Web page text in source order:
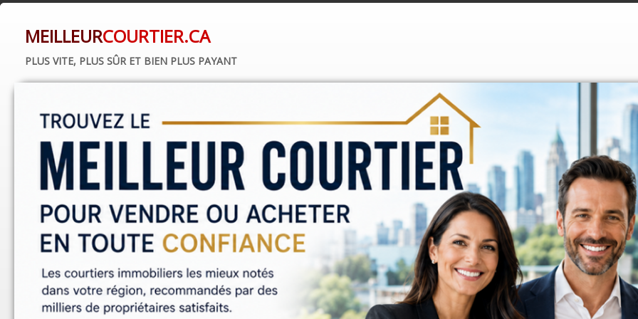
MEILLEURCOURTIER.CA
PLUS VITE, PLUS SÛR ET BIEN PLUS PAYANT